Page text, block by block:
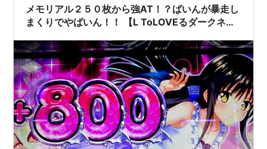
メモリアル２５０枚から強AT！？ばいんが暴走し
まくりでやばいん！！ 【L ToLOVEるダークネ